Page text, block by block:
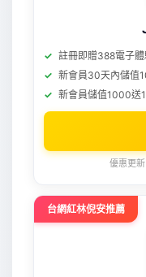
註冊即贈388電子
新會員30天內儲值
新會員儲值1000送
優惠更
台網紅林倪安推薦